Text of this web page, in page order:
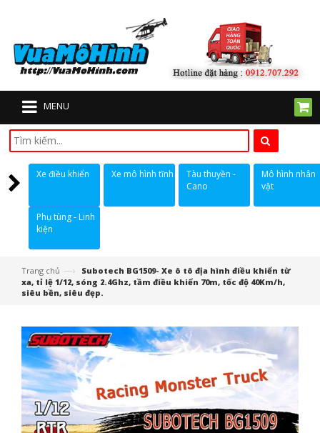
MENU
Xe điều khiển Xe mô hình tĩnh
Tàu thuyền -
Cano
Mô hình nhân
vật
Phụ tùng - Linh
kiện
Trang chủ —›
Subotech BG1509- Xe ô tô địa hình điều khiển từ
xa, tỉ lệ 1/12, sóng 2.4Ghz, tầm điều khiển 70m, tốc độ 40Km/h,
siêu bền, siêu đẹp.